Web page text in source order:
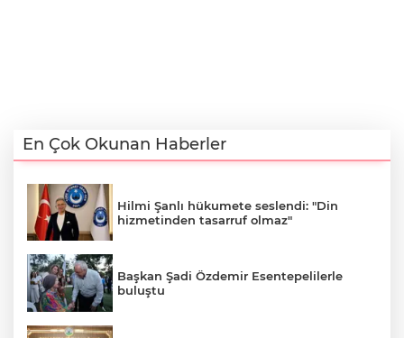
En Çok Okunan Haberler
Hilmi Şanlı hükumete seslendi: "Din
hizmetinden tasarruf olmaz"
Başkan Şadi Özdemir Esentepelilerle
buluştu